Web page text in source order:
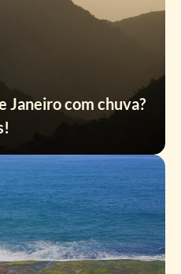
Janeiro com chuva?